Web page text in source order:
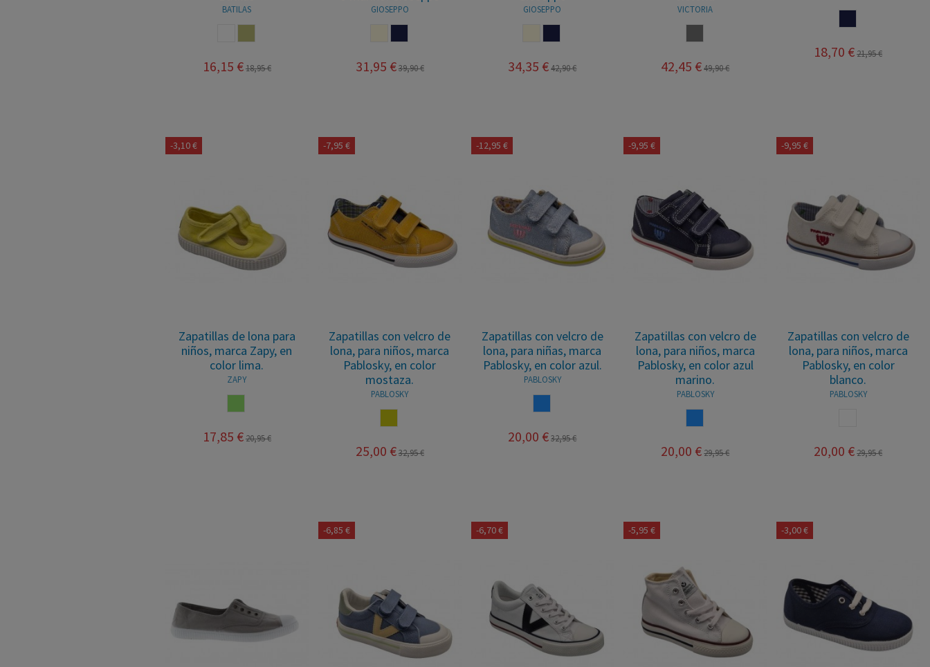
BATILAS
16,15 €18,95 €
GIOSEPPO
31,95 € 39,90 €
GIOSEPPO
34,35 € 42,90 €
VICTORIA
42,45 € 49,90 €
18,70 €21,95 €
-3,10 €
Zapatillas de lona para
niños, marca Zapy, en
color lima.
ZAPY
17,85 €20,95 €
-7,95 €
Zapatillas con velcro de
lona, para niños, marca
Pablosky, en color
mostaza.
PABLOSKY
25,00 € 32,95 €
-12,95 €
Zapatillas con velcro de
lona, para niñas, marca
Pablosky, en color azul.
PABLOSKY
20,00 € 32,95 €
-9,95 €
Zapatillas con velcro de
lona, para niños, marca
Pablosky, en color azul
marino.
PABLOSKY
20,00 € 29,95 €
-9,95 €
Zapatillas con velcro de
lona, para niños, marca
Pablosky, en color
blanco.
PABLOSKY
20,00 €29,95 €
-6,85 € -6,70 € -5,95 € -3,00 €